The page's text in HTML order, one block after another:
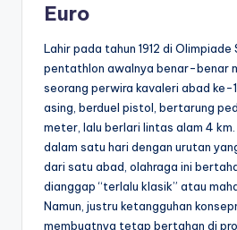
Euro
Lahir pada tahun 1912 di
pentathlon awalnya benar-benar
seorang perwira kavaleri abad ke-
asing, berduel pistol, bertarung
meter, lalu berlari lintas alam 4 km.
dalam satu hari dengan urutan
dari satu abad, olahraga ini
dianggap “terlalu klasik” atau
Namun, justru ketangguhan
membuatnya tetap bertahan di